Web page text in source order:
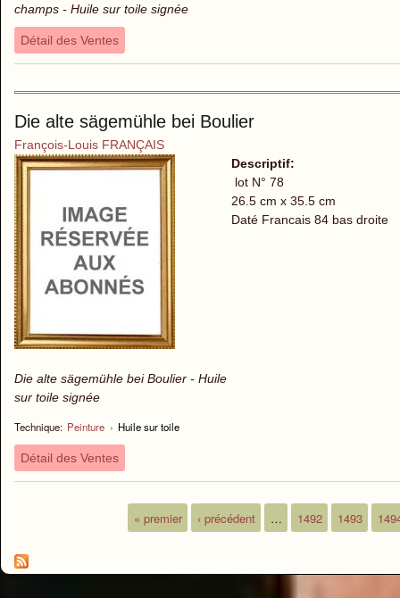
champs - Huile sur toile signée
Détail des Ventes
Die alte sägemühle bei Boulier
François-Louis FRANÇAIS
Die alte sägemühle bei Boulier - Huile
sur toile signée
Technique: Peinture › Huile sur toile
Descriptif:
lot N° 78
26.5 cm x 35.5 cm
Daté Francais 84 bas droite
Détail des Ventes
« premier ‹ précédent … 1492 1493